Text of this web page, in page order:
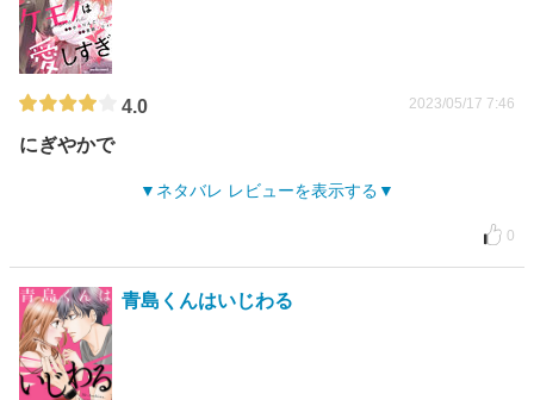
4.0 2023/05/17 7:46
にぎやかで
ネタバレ レビューを表示する
0
青島くんはいじわる